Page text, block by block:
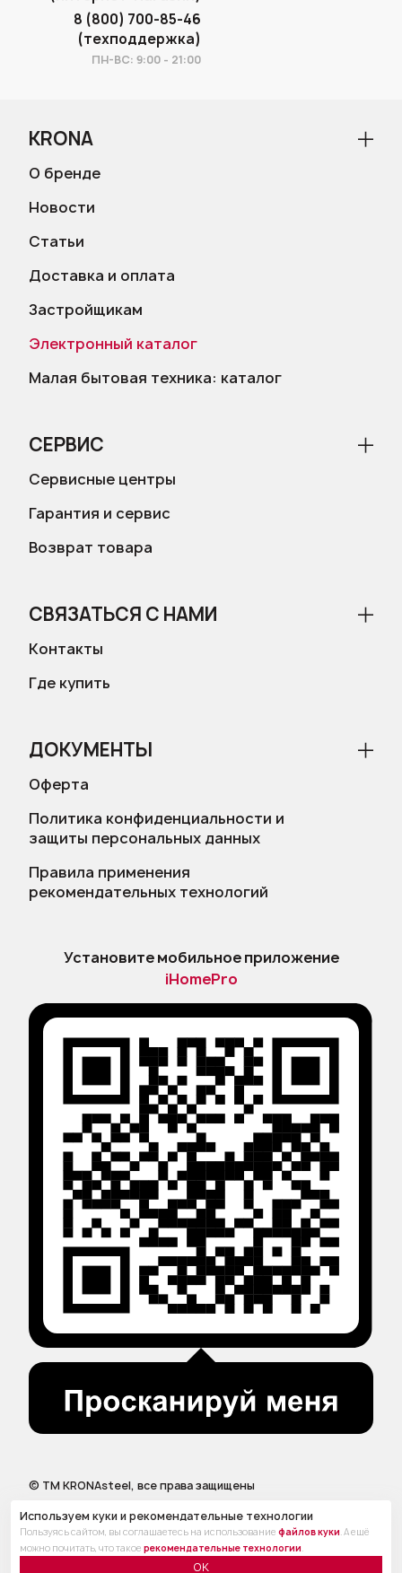
8 (800) 700-85-46
(техподдержка)
ПН-ВС: 9:00 - 21:00
KRONA
О бренде
Новости
Статьи
Доставка и оплата
Застройщикам
Электронный каталог
Малая бытовая техника: каталог
СЕРВИС
Сервисные центры
Гарантия и сервис
Возврат товара
СВЯЗАТЬСЯ С НАМИ
Контакты
Где купить
ДОКУМЕНТЫ
Оферта
Политика конфиденциальности и
защиты персональных данных
Правила применения
рекомендательных технологий
Установите мобильное приложение
iHomePro
© ТМ KRONAsteel, все права защищены
Используем куки и рекомендательные технологии
Пользуясь сайтом, вы соглашаетесь на использование файлов куки. А ещё
можно почитать, что такое рекомендательные технологии.
ОК